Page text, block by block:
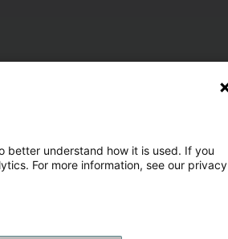
better understand how it is used. If you
For more information, see our privacy